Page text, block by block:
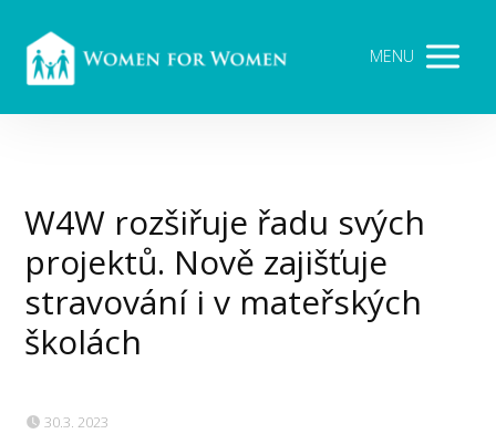
MENU
W4W rozšiřuje řadu svých
projektů. Nově zajišťuje
stravování i v mateřských
školách
30.3. 2023